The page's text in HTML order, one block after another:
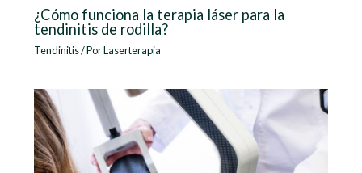
¿Cómo funciona la terapia láser para la
tendinitis de rodilla?
Tendinitis/ PorLaserterapia